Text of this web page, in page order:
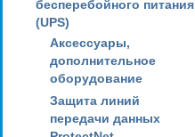
бесперебойного питания
(UPS)
Аксессуары,
дополнительное
оборудование
Защита линий
передачи данных